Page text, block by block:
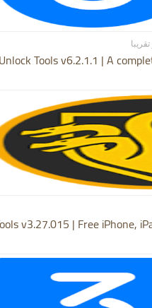
Tools v6.2.1.1 | A
v3.27.015 | Free iPhone,